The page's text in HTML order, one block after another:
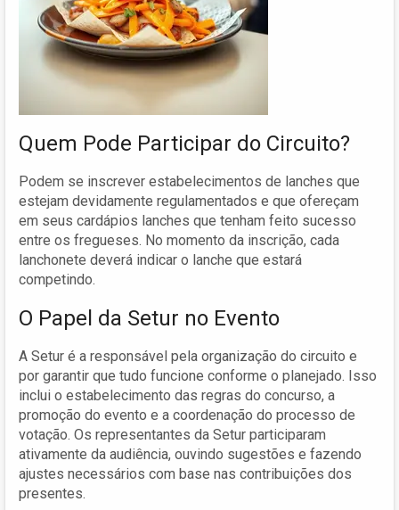
Quem Pode Participar do Circuito?
Podem se inscrever estabelecimentos de lanches que
estejam devidamente regulamentados e que ofereçam
em seus cardápios lanches que tenham feito sucesso
entre os fregueses. No momento da inscrição, cada
lanchonete deverá indicar o lanche que estará
competindo.
O Papel da Setur no Evento
A Setur é a responsável pela organização do circuito e
por garantir que tudo funcione conforme o planejado. Isso
inclui o estabelecimento das regras do concurso, a
promoção do evento e a coordenação do processo de
votação. Os representantes da Setur participaram
ativamente da audiência, ouvindo sugestões e fazendo
ajustes necessários com base nas contribuições dos
presentes.